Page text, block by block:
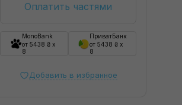
Оплатить частями
MonoBank
от 5438 ₴ x
8
ПриватБанк
от 5438 ₴ x
8
Добавить в избранное